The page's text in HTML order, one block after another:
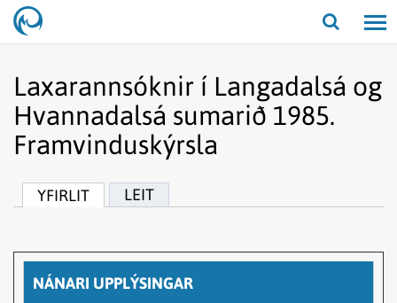
Opna/
Laxarannsóknir í Langadalsá og
Hvannadalsá sumarið 1985.
Framvinduskýrsla
YFIRLIT LEIT
NÁNARI UPPLÝSINGAR